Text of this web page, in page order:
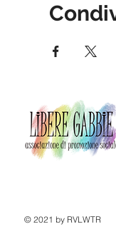
© 2021 by RVLWTR